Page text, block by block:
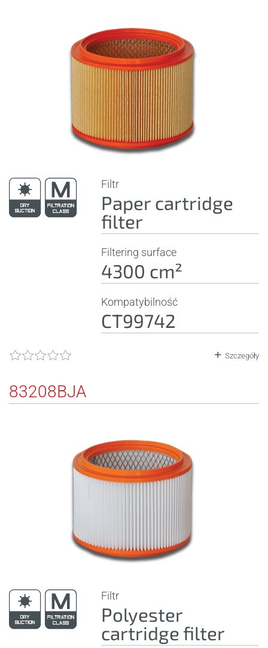
Filtr
Paper cartridge
filter
Filtering surface
4300 cm²
Kompatybilność
CT99742
Szczegóły
83208BJA
Filtr
Polyester
cartridge filter